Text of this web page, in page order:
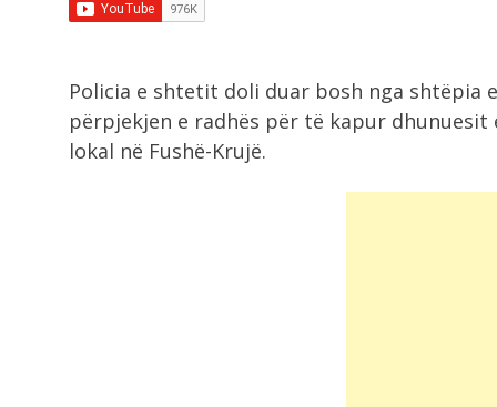
Policia e shtetit doli duar bosh nga shtëpia
përpjekjen e radhës për të kapur dhunuesit
lokal në Fushë-Krujë.
Zjarr në një banesë në Gjirokastër,
8:18
VIDEO/ Emigranti vdes tragjikisht
ndërsa përpiqej të...